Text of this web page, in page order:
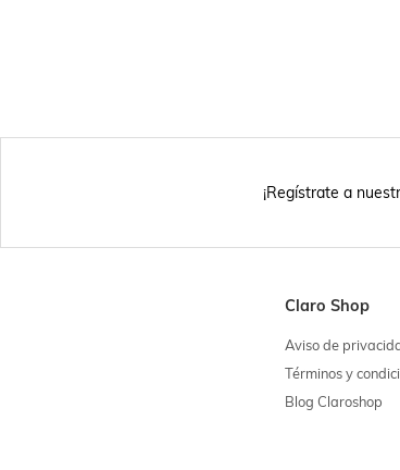
¡Regístrate a
Claro Shop
Aviso de
Términos y
Blog Claroshop